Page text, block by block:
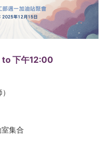
to 下午12:00
集合